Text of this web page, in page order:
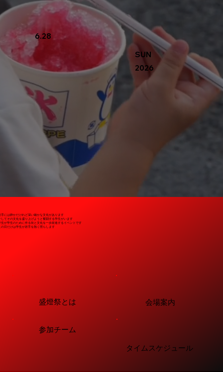
6.28
2026
SUN
​盛燈祭とは
​参加チーム
​タイムスケジュール
​会場案内
手には静かだけれど深い確かな文化があります
してその文化を盛り上げようと奮闘する学生がいます
生が学生のために作る街と文化を一歩前進するイベントです
の日だけは学生が岩手を熱く照らします